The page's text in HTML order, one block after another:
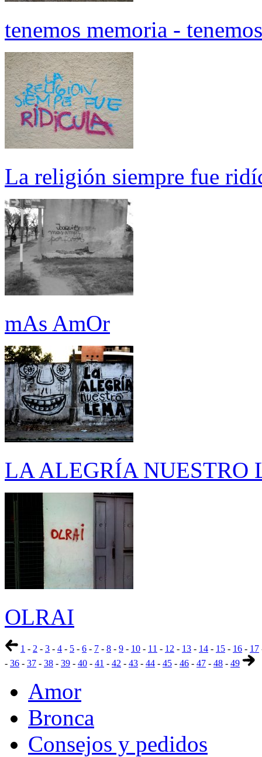
tenemos memoria -
La religión siempre fue
mAs AmOr
LA ALEGRÍA NUESTRO
OLRAI
1 - 2 - 3 - 4 - 5 - 6 - 7 - 8 - 9 - 10 - 11 - 12 - 13 - 14 - 15 - 16 - 17
- 36 - 37 - 38 - 39 - 40 - 41 - 42 - 43 - 44 - 45 - 46 - 47 - 48 - 49
Amor
Bronca
Consejos y pedidos